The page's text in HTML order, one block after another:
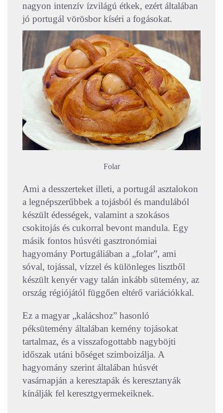
nagyon intenzív ízvilágú étkek, ezért általában
jó portugál vörösbor kíséri a fogásokat.
Folar
Ami a desszerteket illeti, a portugál asztalokon
a legnépszerűbbek a tojásból és mandulából
készült édességek, valamint a szokásos
csokitojás és cukorral bevont mandula. Egy
másik fontos húsvéti gasztronómiai
hagyomány Portugáliában a „folar”, ami
sóval, tojással, vízzel és különleges lisztből
készült kenyér vagy talán inkább sütemény, az
ország régiójától függően eltérő variációkkal.
Ez a magyar „kalácshoz” hasonló
péksütemény általában kemény tojásokat
tartalmaz, és a visszafogottabb nagyböjti
időszak utáni bőséget szimboizálja. A
hagyomány szerint általában húsvét
vasárnapján a keresztapák és keresztanyák
kínálják fel keresztgyermekeiknek.